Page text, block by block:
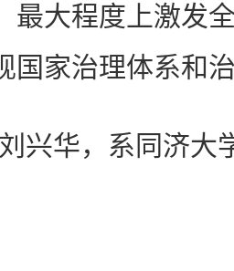
最大程度上激发
国家治理体系和
华，系同济大